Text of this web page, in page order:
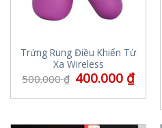
Trứng Rung Điều Khiển Từ
Xa Wireless
500.000₫ 400.000 ₫